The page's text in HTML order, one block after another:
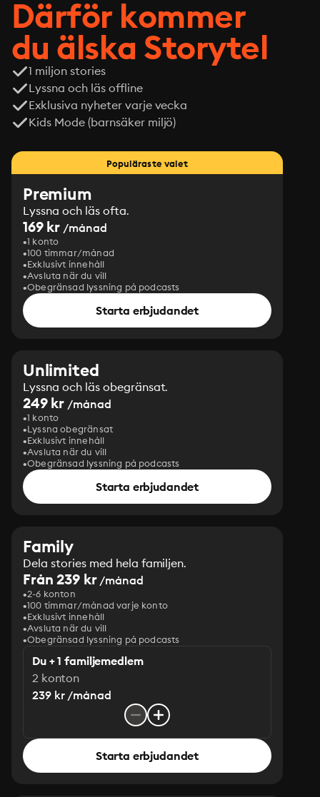
Därför kommer
du älska Storytel
1 miljon stories
Lyssna och läs offline
Exklusiva nyheter varje vecka
Kids Mode (barnsäker miljö)
Populäraste valet
Premium
Lyssna och läs ofta.
169 kr /månad
1 konto
100 timmar/månad
Exklusivt innehåll
Avsluta när du vill
Obegränsad lyssning på podcasts
Starta erbjudandet
Unlimited
Lyssna och läs obegränsat.
249 kr /månad
1 konto
Lyssna obegränsat
Exklusivt innehåll
Avsluta när du vill
Obegränsad lyssning på podcasts
Starta erbjudandet
Family
Dela stories med hela familjen.
Från 239 kr/månad
2-6 konton
100 timmar/månad varje konto
Exklusivt innehåll
Avsluta när du vill
Obegränsad lyssning på podcasts
Du + 1 familjemedlem
2 konton
239 kr /månad
Starta erbjudandet